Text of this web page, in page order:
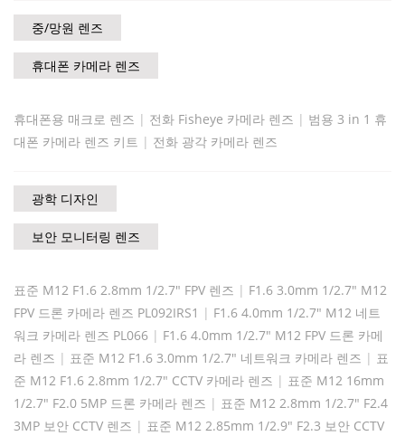
중/망원 렌즈
휴대폰 카메라 렌즈
휴대폰용 매크로 렌즈 | 전화 Fisheye 카메라 렌즈 | 범용 3 in 1 휴
대폰 카메라 렌즈 키트 | 전화 광각 카메라 렌즈
광학 디자인
보안 모니터링 렌즈
표준 M12 F1.6 2.8mm 1/2.7" FPV 렌즈 | F1.6 3.0mm 1/2.7" M12
FPV 드론 카메라 렌즈 PL092IRS1 | F1.6 4.0mm 1/2.7" M12 네트
워크 카메라 렌즈 PL066 | F1.6 4.0mm 1/2.7" M12 FPV 드론 카메
라 렌즈 | 표준 M12 F1.6 3.0mm 1/2.7" 네트워크 카메라 렌즈 | 표
준 M12 F1.6 2.8mm 1/2.7" CCTV 카메라 렌즈 | 표준 M12 16mm
1/2.7" F2.0 5MP 드론 카메라 렌즈 | 표준 M12 2.8mm 1/2.7" F2.4
3MP 보안 CCTV 렌즈 | 표준 M12 2.85mm 1/2.9" F2.3 보안 CCTV